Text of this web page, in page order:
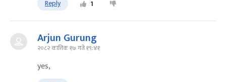
Reply 1
Arjun Gurung
२०८२ कात्तिक १७ गते १९:४१
yes,